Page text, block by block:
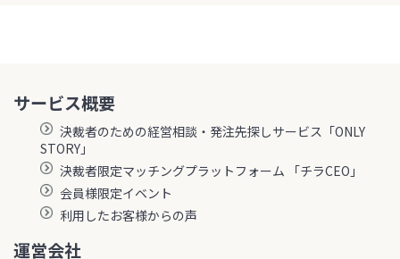
サービス概要
決裁者のための経営相談・発注先探しサービス「ONLY
STORY」
決裁者限定マッチングプラットフォーム 「チラCEO」
会員様限定イベント
利用したお客様からの声
運営会社